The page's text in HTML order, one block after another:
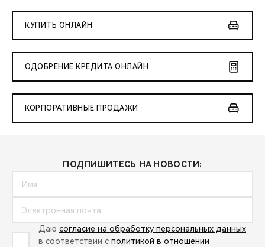
КУПИТЬ ОНЛАЙН
ОДОБРЕНИЕ КРЕДИТА ОНЛАЙН
КОРПОРАТИВНЫЕ ПРОДАЖИ
ПОДПИШИТЕСЬ НА НОВОСТИ:
Даю согласие на обработку персональных данных
в соответствии с политикой в отношении